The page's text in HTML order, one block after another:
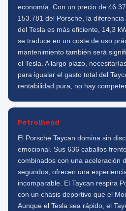
economía. Con un precio de
153.781 del Porsche, la
del Tesla es más eficiente, 14,3
se traduce en un coste de uso
mantenimiento también será
el Tesla. A largo plazo,
para igualar el gasto total del
rentabilidad pura, no hay
Petrolhead
El Porsche Taycan domina sin
emocional. Sus 636 caballos
combinados con una aceleración
segundos, ofrecen una
incomparable. El Taycan respira
con un chasis deportivo que el
Aunque el Tesla sea rápido, el